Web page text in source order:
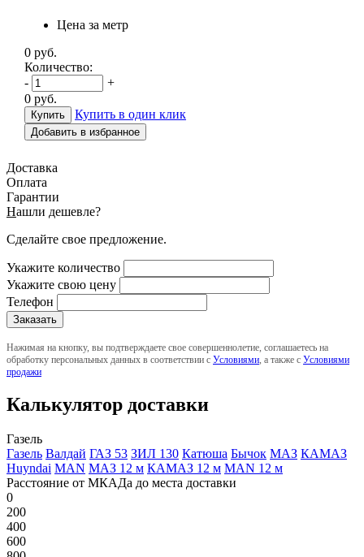
Цена за метр
0 руб.
Количество:
-
+
0 руб.
Купить в один клик
Добавить в избранное
Доставка
Оплата
Гарантии
Нашли дешевле?
Сделайте свое предложение.
Укажите количество
Укажите свою цену
Телефон
Нажимая на кнопку, вы подтверждаете свое совершеннолетие, соглашаетесь на
обработку персональных данных в соответствии с Условиями , а также с Условиями
продажи
Калькулятор доставки
Газель
Газель Валдай ГАЗ 53 ЗИЛ 130 Катюша Бычок МАЗ КАМАЗ
Huyndai MAN МАЗ 12 м КАМАЗ 12 м MAN 12 м
Расстояние от МКАДа до места доставки
0
200
400
600